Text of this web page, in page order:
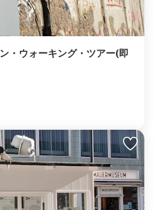
・ウォーキング・ツアー(即